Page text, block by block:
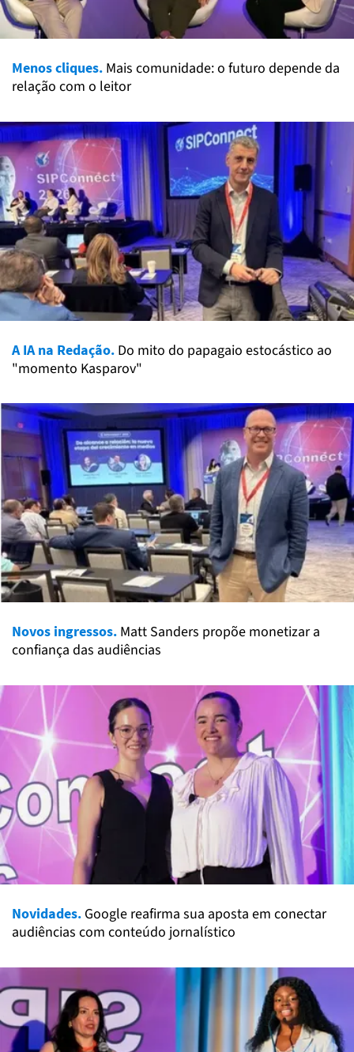
Menos cliques. Mais comunidade: o futuro depende da
relação com o leitor
A IA na Redação. Do mito do papagaio estocástico ao
"momento Kasparov"
Novos ingressos. Matt Sanders propõe monetizar a
confiança das audiências
Novidades. Google reafirma sua aposta em conectar
audiências com conteúdo jornalístico